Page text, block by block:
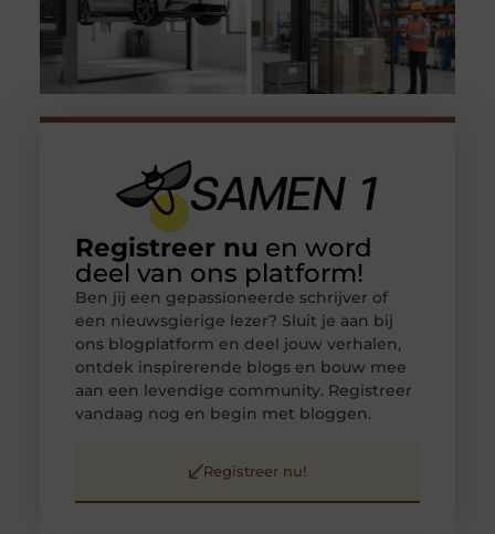
Registreer nu en word
deel van ons platform!
Ben jij een gepassioneerde schrijver of
een nieuwsgierige lezer? Sluit je aan bij
ons blogplatform en deel jouw verhalen,
ontdek inspirerende blogs en bouw mee
aan een levendige community. Registreer
vandaag nog en begin met bloggen.
Registreer nu!